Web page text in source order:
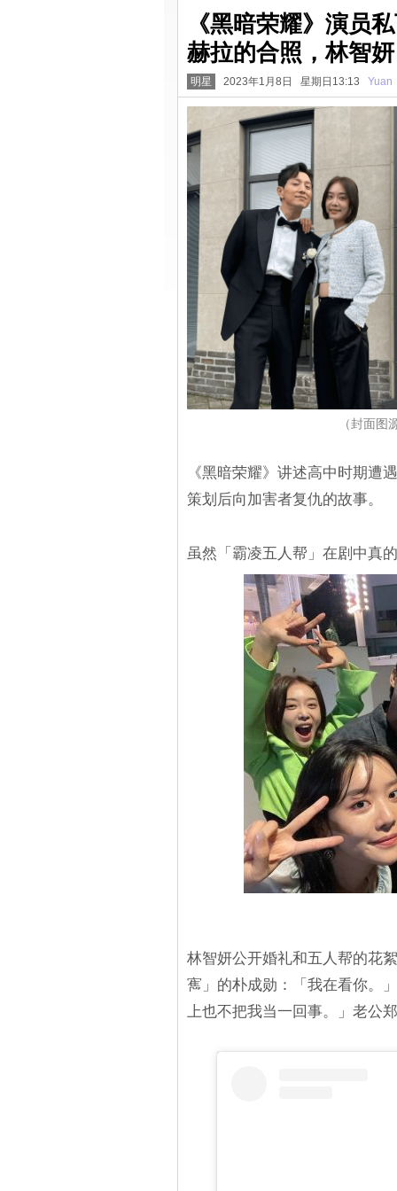
《黑暗荣耀》演员
赫拉的合照，林智
明星 2023年1月8日 星期日13:13 Yuan
（封面图
《黑暗荣耀》讲述高中时期遭
策划后向加害者复仇的故事。
虽然「霸凌五人帮」在剧中真
林智妍公开婚礼和五人帮的花
寯」的朴成勋：「我在看你。
上也不把我当一回事。」老公